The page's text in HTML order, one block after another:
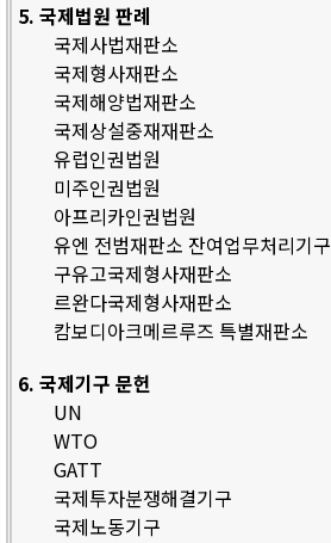
5. 국제법원 판례
국제사법재판소
국제형사재판소
국제해양법재판소
국제상설중재재판소
유럽인권법원
미주인권법원
아프리카인권법원
유엔 전범재판소 잔여업무처리기구
구유고국제형사재판소
르완다국제형사재판소
캄보디아크메르루즈 특별재판소
6. 국제기구 문헌
UN
WTO
GATT
국제투자분쟁해결기구
국제노동기구